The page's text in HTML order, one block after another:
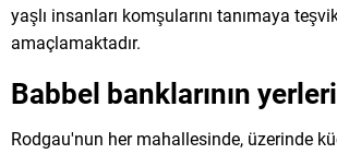
yaşlı insanları komşularını tanımaya
amaçlamaktadır.
Babbel banklarının yerleri
Rodgau'nun her mahallesinde, üzerinde